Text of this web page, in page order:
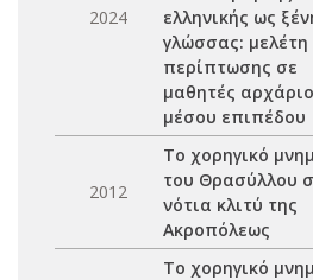
2024
ελληνικής ως
γλώσσας: μελέτη
περίπτωσης σε
μαθητές
μέσου επιπέδου
2012
Το χορηγικό
του Θρασύλλου
νότια κλιτύ της
Ακροπόλεως
Το χορηγικό